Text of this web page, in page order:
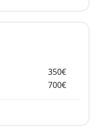
350€
700€